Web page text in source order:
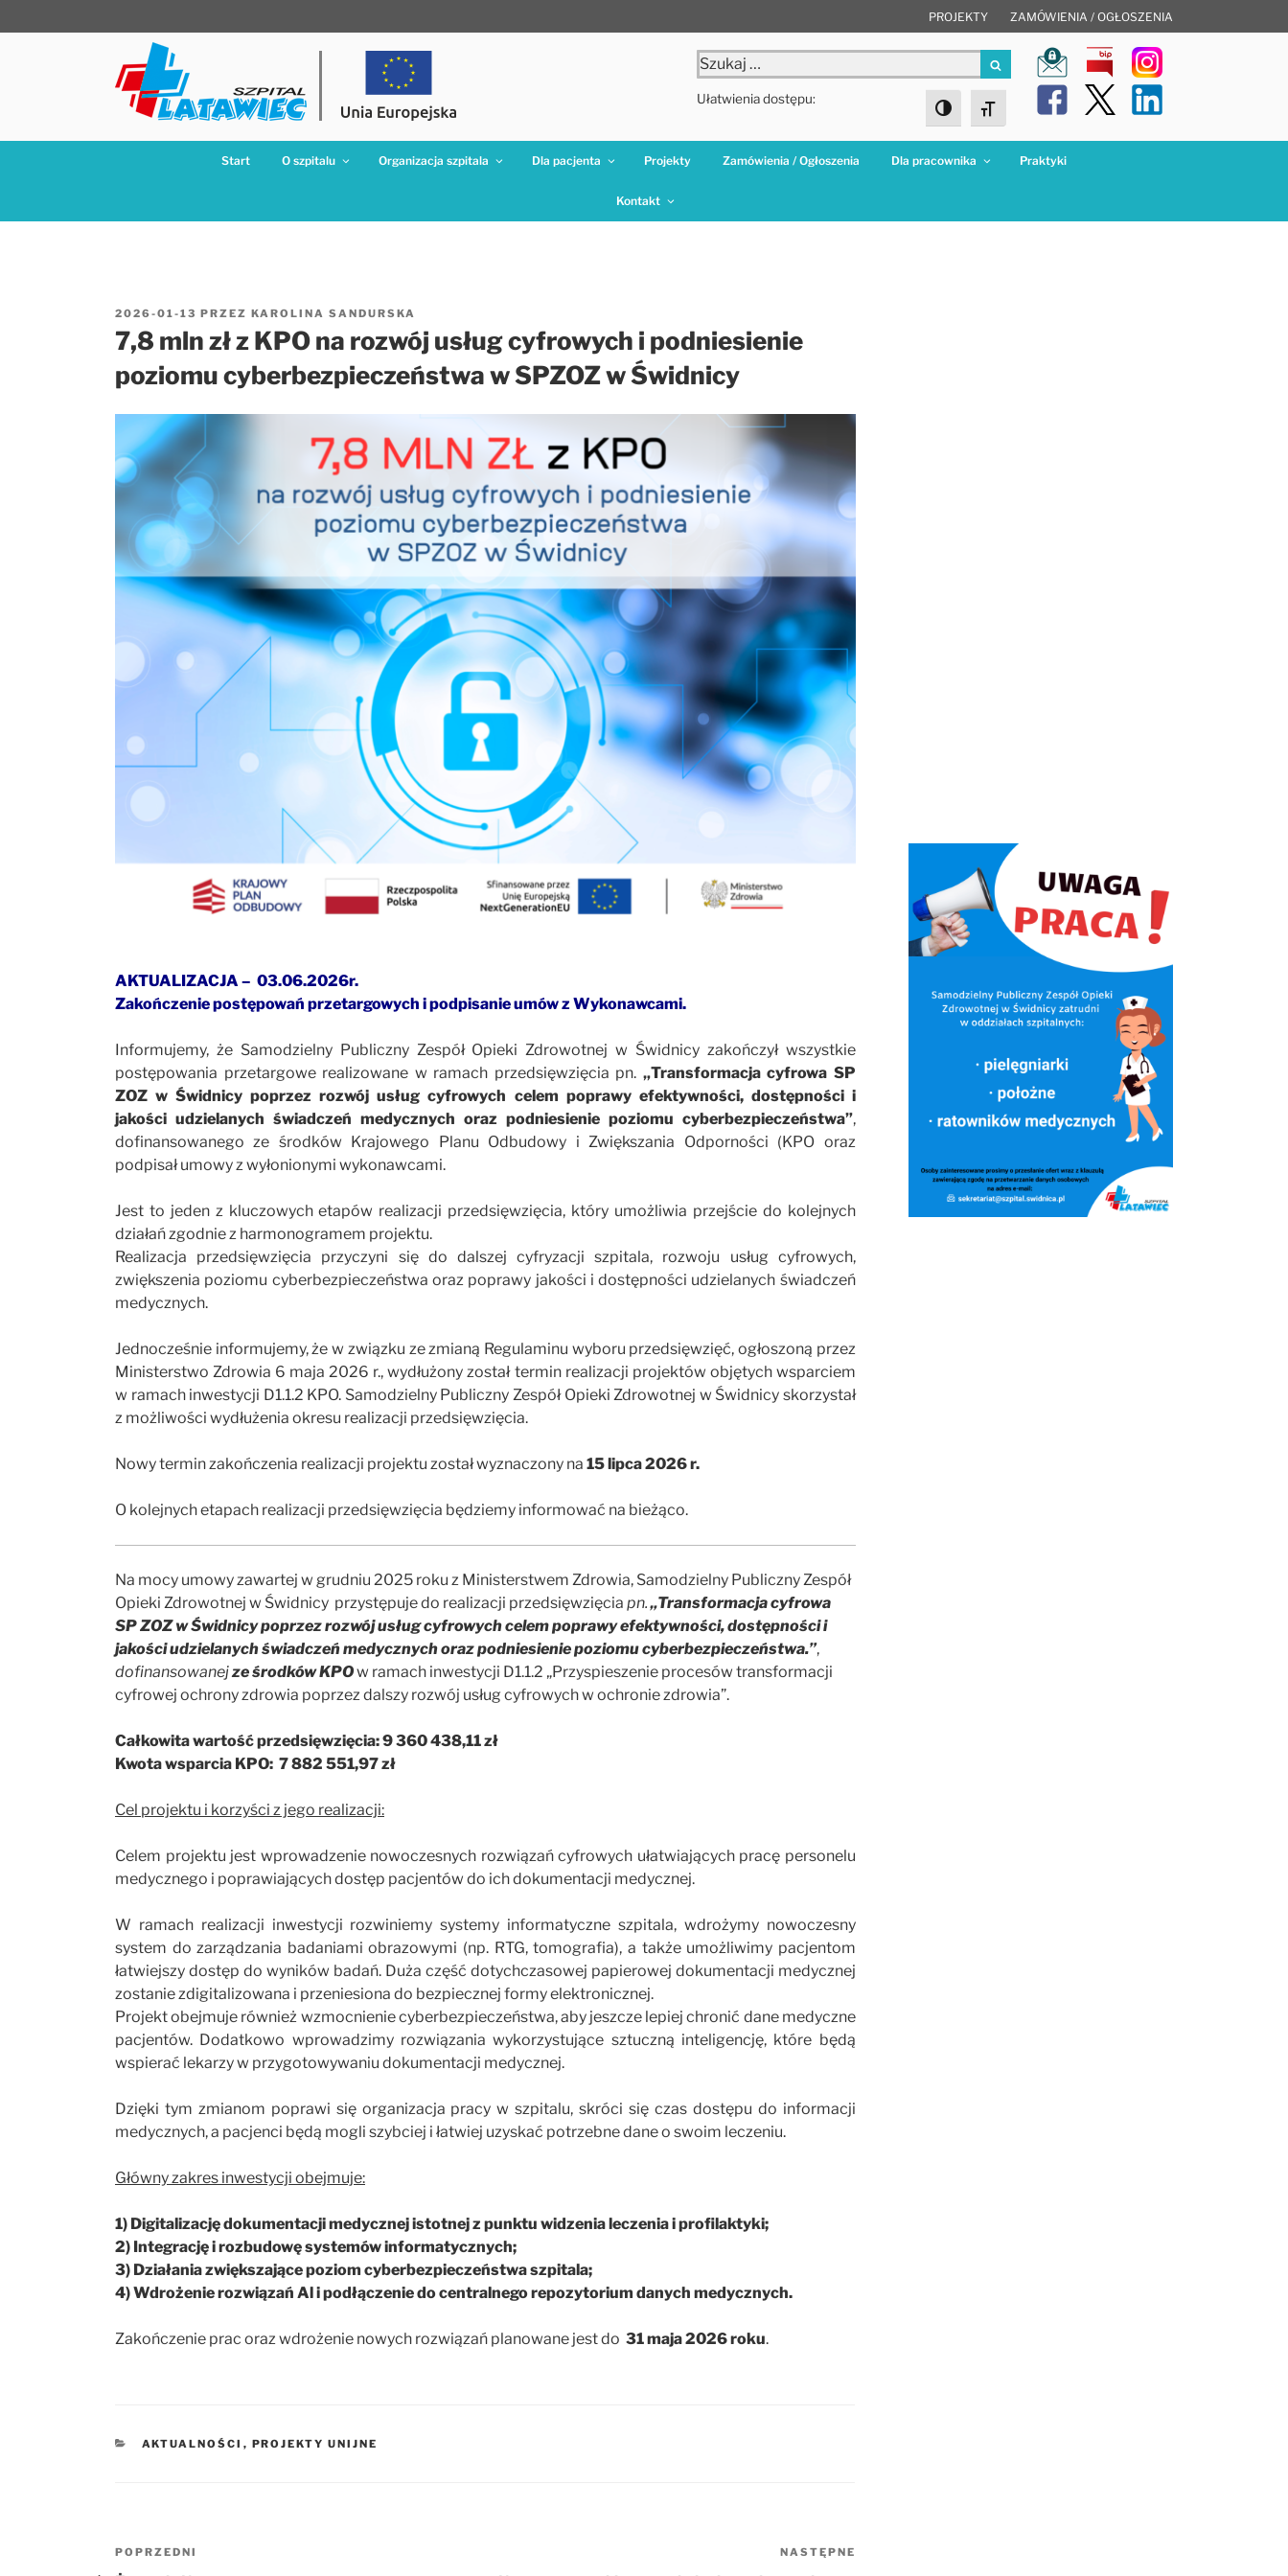
do
PROJEKTY ZAMÓWIENIA / OGŁOSZENIA
Szukaj:
Szukaj
Ułatwienia dostępu:
Toggle High Contrast
Toggle Font size
Start O szpitalu Organizacja szpitala Dla pacjenta Projekty Zamówienia / Ogłoszenia Dla pracownika Praktyki
Kontakt
OPUBLIKOWANE
W
2026-01-13 PRZEZ KAROLINA SANDURSKA
7,8 mln zł z KPO na rozwój usług cyfrowych i podniesienie
poziomu cyberbezpieczeństwa w SPZOZ w Świdnicy
AKTUALIZACJA – 03.06.2026r.
Zakończenie postępowań przetargowych i podpisanie umów z Wykonawcami.
Informujemy, że Samodzielny Publiczny Zespół Opieki Zdrowotnej w Świdnicy zakończył wszystkie
postępowania przetargowe realizowane w ramach przedsięwzięcia pn. „Transformacja cyfrowa SP
ZOZ w Świdnicy poprzez rozwój usług cyfrowych celem poprawy efektywności, dostępności i
jakości udzielanych świadczeń medycznych oraz podniesienie poziomu cyberbezpieczeństwa”,
dofinansowanego ze środków Krajowego Planu Odbudowy i Zwiększania Odporności (KPO oraz
podpisał umowy z wyłonionymi wykonawcami.
Jest to jeden z kluczowych etapów realizacji przedsięwzięcia, który umożliwia przejście do kolejnych
działań zgodnie z harmonogramem projektu.
Realizacja przedsięwzięcia przyczyni się do dalszej cyfryzacji szpitala, rozwoju usług cyfrowych,
zwiększenia poziomu cyberbezpieczeństwa oraz poprawy jakości i dostępności udzielanych świadczeń
medycznych.
Jednocześnie informujemy, że w związku ze zmianą Regulaminu wyboru przedsięwzięć, ogłoszoną przez
Ministerstwo Zdrowia 6 maja 2026 r., wydłużony został termin realizacji projektów objętych wsparciem
w ramach inwestycji D1.1.2 KPO. Samodzielny Publiczny Zespół Opieki Zdrowotnej w Świdnicy skorzystał
z możliwości wydłużenia okresu realizacji przedsięwzięcia.
Nowy termin zakończenia realizacji projektu został wyznaczony na 15 lipca 2026 r.
O kolejnych etapach realizacji przedsięwzięcia będziemy informować na bieżąco.
Na mocy umowy zawartej w grudniu 2025 roku z Ministerstwem Zdrowia, Samodzielny Publiczny Zespół
Opieki Zdrowotnej w Świdnicy przystępuje do realizacji przedsięwzięcia pn.„Transformacja cyfrowa
SP ZOZ w Świdnicy poprzez rozwój usług cyfrowych celem poprawy efektywności, dostępności i
jakości udzielanych świadczeń medycznych oraz podniesienie poziomu cyberbezpieczeństwa.”,
dofinansowanejze środków KPOw ramach inwestycji D1.1.2 „Przyspieszenie procesów transformacji
cyfrowej ochrony zdrowia poprzez dalszy rozwój usług cyfrowych w ochronie zdrowia”.
Całkowita wartość przedsięwzięcia:9 360 438,11 zł
Kwota wsparcia KPO: 7 882 551,97 zł
Cel projektu i korzyści z jego realizacji:
Celem projektu jest wprowadzenie nowoczesnych rozwiązań cyfrowych ułatwiających pracę personelu
medycznego i poprawiających dostęp pacjentów do ich dokumentacji medycznej.
W ramach realizacji inwestycji rozwiniemy systemy informatyczne szpitala, wdrożymy nowoczesny
system do zarządzania badaniami obrazowymi (np. RTG, tomografia), a także umożliwimy pacjentom
łatwiejszy dostęp do wyników badań. Duża część dotychczasowej papierowej dokumentacji medycznej
zostanie zdigitalizowana i przeniesiona do bezpiecznej formy elektronicznej.
Projekt obejmuje również wzmocnienie cyberbezpieczeństwa, aby jeszcze lepiej chronić dane medyczne
pacjentów. Dodatkowo wprowadzimy rozwiązania wykorzystujące sztuczną inteligencję, które będą
wspierać lekarzy w przygotowywaniu dokumentacji medycznej.
Dzięki tym zmianom poprawi się organizacja pracy w szpitalu, skróci się czas dostępu do informacji
medycznych, a pacjenci będą mogli szybciej i łatwiej uzyskać potrzebne dane o swoim leczeniu.
Główny zakres inwestycji obejmuje:
1) Digitalizację dokumentacji medycznej istotnej z punktu widzenia leczenia i profilaktyki;
2) Integrację i rozbudowę systemów informatycznych;
3) Działania zwiększające poziom cyberbezpieczeństwa szpitala;
4) Wdrożenie rozwiązań Al i podłączenie do centralnego repozytorium danych medycznych.
Zakończenie prac oraz wdrożenie nowych rozwiązań planowane jest do 31 maja 2026 roku.
KATEGORIE
AKTUALNOŚCI , PROJEKTY UNIJNE
wpisu
Poprzedni
POPRZEDNI NASTĘPNE